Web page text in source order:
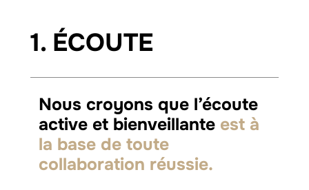
1. ÉCOUTE
Nous croyons que l’écoute
active et bienveillante est à
la base de toute
collaboration réussie.